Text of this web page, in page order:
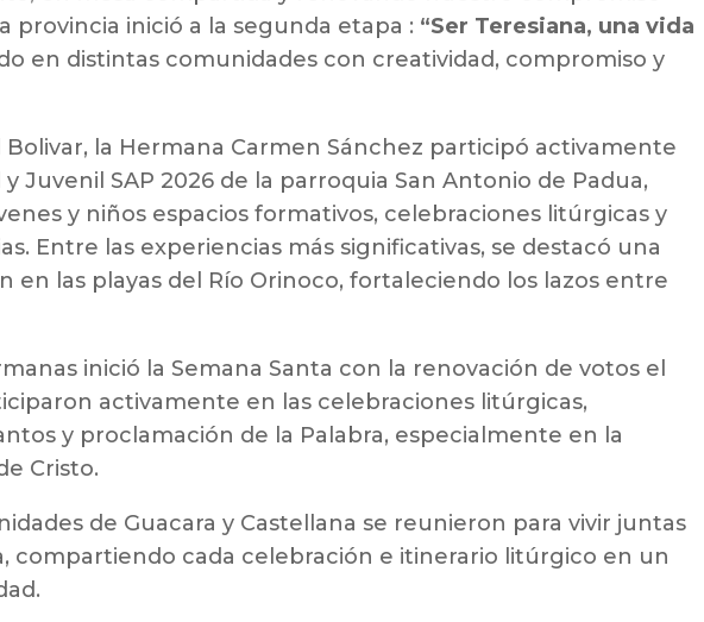
provincia inició a la segunda etapa : “Ser Teresiana, una vida
en distintas comunidades con creatividad, compromiso y
Bolivar, la Hermana Carmen Sánchez participó activamente
Juvenil SAP 2026 de la parroquia San Antonio de Padua,
y niños espacios formativos, celebraciones litúrgicas y
Entre las experiencias más significativas, se destacó una
en las playas del Río Orinoco, fortaleciendo los lazos entre
inició la Semana Santa con la renovación de votos el
activamente en las celebraciones litúrgicas,
y proclamación de la Palabra, especialmente en la
Cristo.
de Guacara y Castellana se reunieron para vivir juntas
compartiendo cada celebración e itinerario litúrgico en un